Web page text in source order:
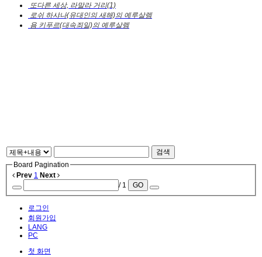
또다른 세상, 라말라 거리(1)
로쉬 하샤나(유대인의 새해)의 예루살렘
욤 키푸르(대속죄일)의 예루살렘
검색
Board Pagination
Prev 1 Next
/ 1
GO
로그인
회원가입
LANG
PC
첫 화면